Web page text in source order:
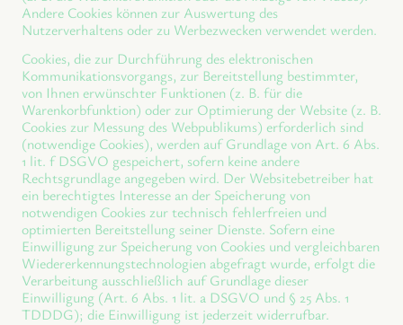
Andere Cookies können zur Auswertung des
Nutzerverhaltens oder zu Werbezwecken verwendet werden.
Cookies, die zur Durchführung des elektronischen
Kommunikationsvorgangs, zur Bereitstellung bestimmter,
von Ihnen erwünschter Funktionen (z. B. für die
Warenkorbfunktion) oder zur Optimierung der Website (z. B.
Cookies zur Messung des Webpublikums) erforderlich sind
(notwendige Cookies), werden auf Grundlage von Art. 6 Abs.
1 lit. f DSGVO gespeichert, sofern keine andere
Rechtsgrundlage angegeben wird. Der Websitebetreiber hat
ein berechtigtes Interesse an der Speicherung von
notwendigen Cookies zur technisch fehlerfreien und
optimierten Bereitstellung seiner Dienste. Sofern eine
Einwilligung zur Speicherung von Cookies und vergleichbaren
Wiedererkennungstechnologien abgefragt wurde, erfolgt die
Verarbeitung ausschließlich auf Grundlage dieser
Einwilligung (Art. 6 Abs. 1 lit. a DSGVO und § 25 Abs. 1
TDDDG); die Einwilligung ist jederzeit widerrufbar.